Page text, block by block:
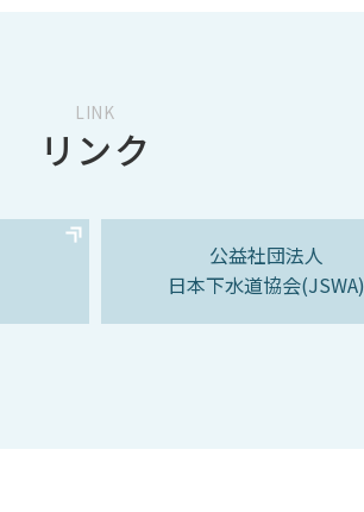
LINK
リンク
公益社団法人
日本下水道協会(JSWA)